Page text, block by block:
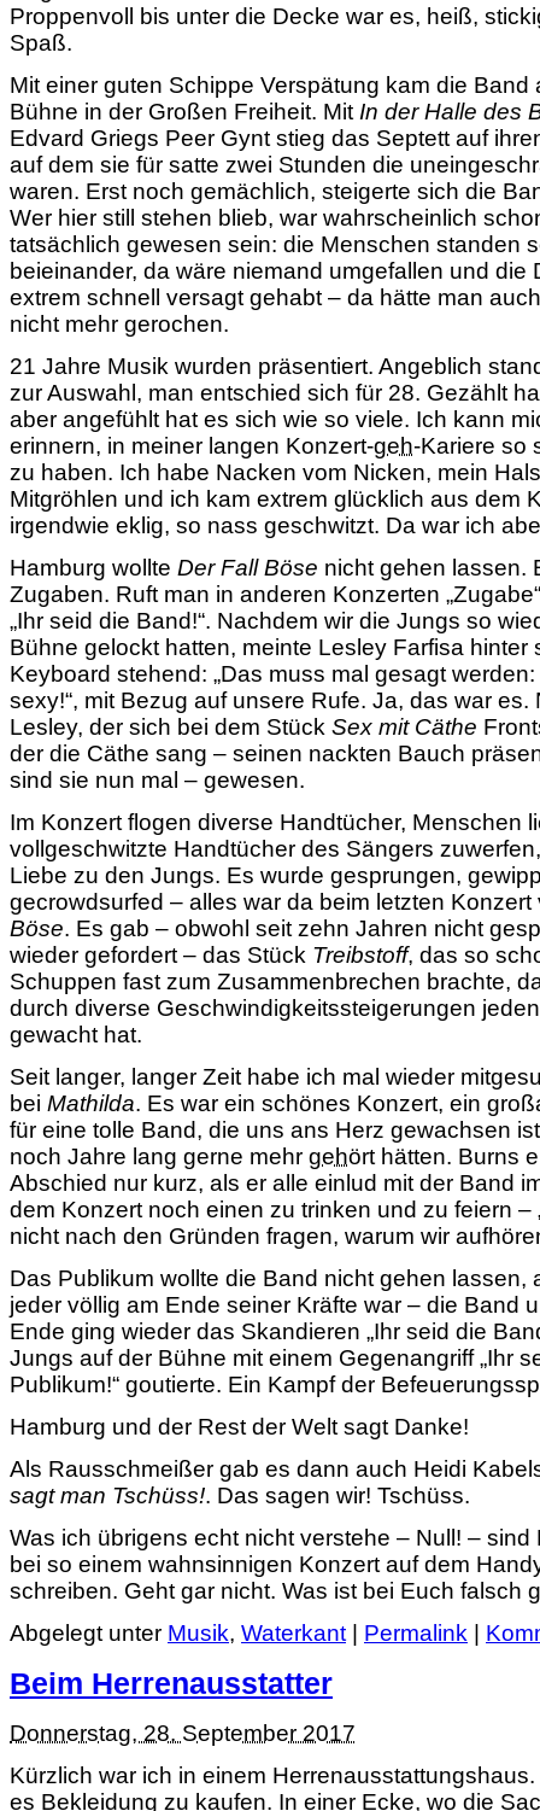
Proppenvoll bis unter die Decke war es, heiß,
Spaß.
Mit einer guten Schippe Verspätung kam die Band
Bühne in der Großen Freiheit. Mit In der Halle des
Edvard Griegs Peer Gynt stieg das Septett auf
auf dem sie für satte zwei Stunden die
waren. Erst noch gemächlich, steigerte sich die
Wer hier still stehen blieb, war wahrscheinlich
tatsächlich gewesen sein: die Menschen standen
beieinander, da wäre niemand umgefallen und die
extrem schnell versagt gehabt – da hätte man
nicht mehr gerochen.
21 Jahre Musik wurden präsentiert. Angeblich
zur Auswahl, man entschied sich für 28. Gezählt
aber angefühlt hat es sich wie so viele. Ich kann
erinnern, in meiner langen Konzert-geh-Kariere so
zu haben. Ich habe Nacken vom Nicken, mein
Mitgröhlen und ich kam extrem glücklich aus dem
irgendwie eklig, so nass geschwitzt. Da war ich
Hamburg wollte Der Fall Böse nicht gehen lassen.
Zugaben. Ruft man in anderen Konzerten Zugabe
Ihr seid die Band! . Nachdem wir die Jungs so
Bühne gelockt hatten, meinte Lesley Farfisa hinter
Keyboard stehend:
Das muss mal gesagt
sexy! , mit Bezug auf unsere Rufe. Ja, das war es.
Lesley, der sich bei dem Stück Sex mit Cäthe
der die Cäthe sang – seinen nackten Bauch
sind sie nun mal – gewesen.
Im Konzert flogen diverse Handtücher, Menschen
vollgeschwitzte Handtücher des Sängers
Liebe zu den Jungs. Es wurde gesprungen,
gecrowdsurfed – alles war da beim letzten
Böse. Es gab – obwohl seit zehn Jahren nicht
wieder gefordert – das Stück Treibstoff, das so
Schuppen fast zum Zusammenbrechen brachte,
durch diverse Geschwindigkeitssteigerungen
gewacht hat.
Seit langer, langer Zeit habe ich mal wieder
bei Mathilda. Es war ein schönes Konzert, ein
für eine tolle Band, die uns ans Herz gewachsen
noch Jahre lang gerne mehr gehört hätten. Burns
Abschied nur kurz, als er alle einlud mit der Band
dem Konzert noch einen zu trinken und zu feiern –
nicht nach den Gründen fragen, warum wir
Das Publikum wollte die Band nicht gehen lassen,
jeder völlig am Ende seiner Kräfte war – die Band
Ende ging wieder das Skandieren
Ihr seid die
Jungs auf der Bühne mit einem Gegenangriff Ihr
Publikum! goutierte. Ein Kampf der
Hamburg und der Rest der Welt sagt Danke!
Als Rausschmeißer gab es dann auch Heidi
sagt man Tschüss!. Das sagen wir! Tschüss.
Was ich übrigens echt nicht verstehe – Null! – sind
bei so einem wahnsinnigen Konzert auf dem
schreiben. Geht gar nicht. Was ist bei Euch falsch
Abgelegt unter Musik, Waterkant | Permalink |
Beim Herrenausstatter
Donnerstag, 28. September 2017
Kürzlich war ich in einem
es Bekleidung zu kaufen. In einer Ecke, wo die